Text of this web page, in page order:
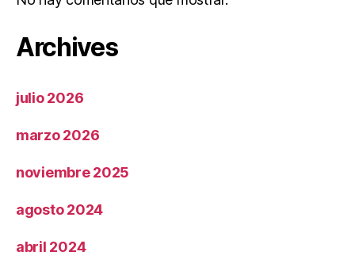
Archives
julio 2026
marzo 2026
noviembre 2025
agosto 2024
abril 2024